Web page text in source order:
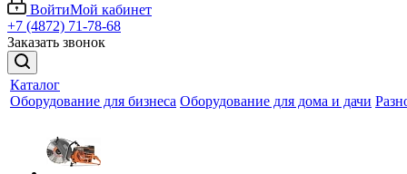
ВойтиМой кабинет
+7 (4872) 71-78-68
Заказать звонок
Каталог
Оборудование для бизнеса Оборудование для дома и дачи